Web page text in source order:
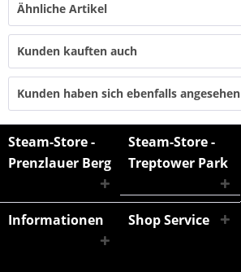
Ähnliche Artikel
Kunden kauften auch
Kunden haben sich ebenfalls angesehen
Steam-Store -
Prenzlauer Berg
Steam-Store -
Treptower Park
Informationen
Shop Service